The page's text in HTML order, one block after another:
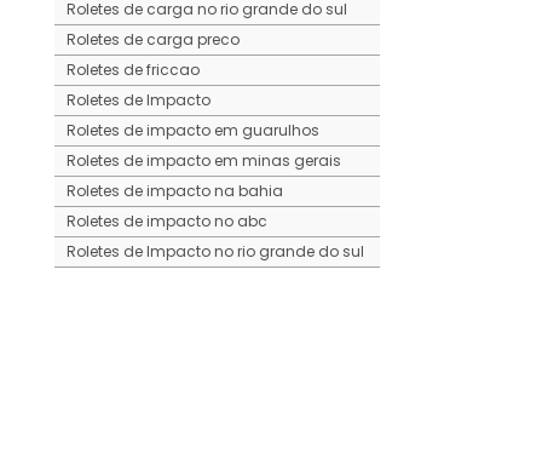
Roletes de carga no rio grande do sul
Roletes de carga preco
Roletes de friccao
Roletes de Impacto
Roletes de impacto em guarulhos
Roletes de impacto em minas gerais
Roletes de impacto na bahia
Roletes de impacto no abc
Roletes de Impacto no rio grande do sul